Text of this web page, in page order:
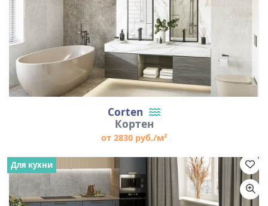
Corten
Кортен
от 2830 руб./м²
Для кухни